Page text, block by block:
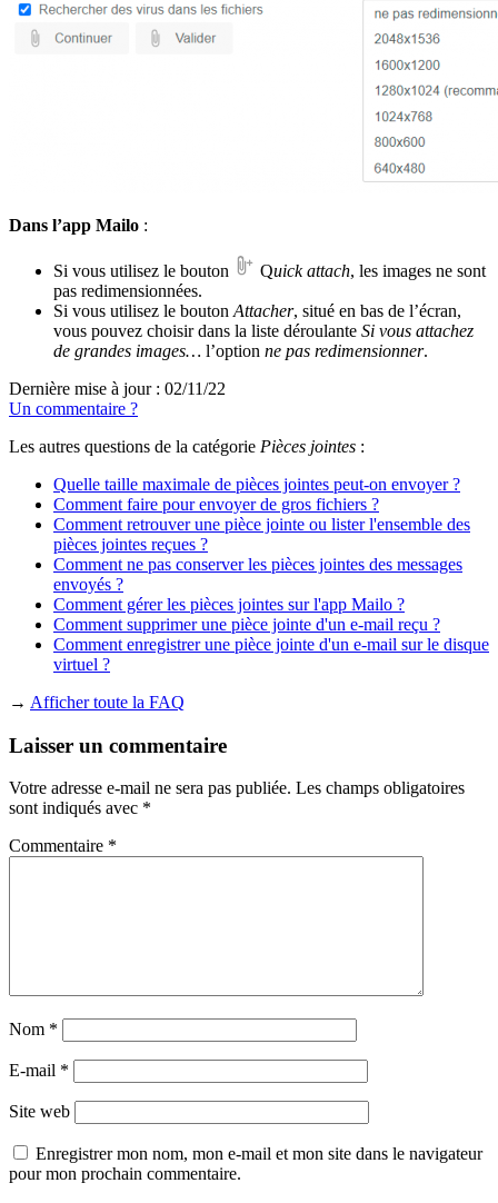
Dans l’app Mailo :
Si vous utilisez le bouton Quick attach, les images ne sont
pas redimensionnées.
Si vous utilisez le bouton Attacher, situé en bas de l’écran,
vous pouvez choisir dans la liste déroulante Si vous attachez
de grandes images… l’option ne pas redimensionner.
Dernière mise à jour : 02/11/22
Un commentaire ?
Les autres questions de la catégorie Pièces jointes :
Quelle taille maximale de pièces jointes peut-on envoyer ?
Comment faire pour envoyer de gros fichiers ?
Comment retrouver une pièce jointe ou lister l'ensemble des
pièces jointes reçues ?
Comment ne pas conserver les pièces jointes des messages
envoyés ?
Comment gérer les pièces jointes sur l'app Mailo ?
Comment supprimer une pièce jointe d'un e-mail reçu ?
Comment enregistrer une pièce jointe d'un e-mail sur le disque
virtuel ?
→ Afficher toute la FAQ
Laisser un commentaire
Votre adresse e-mail ne sera pas publiée. Les champs obligatoires
sont indiqués avec *
Commentaire *
Nom *
E-mail *
Site web
Enregistrer mon nom, mon e-mail et mon site dans le navigateur
pour mon prochain commentaire.